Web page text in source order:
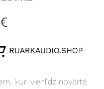
kuri vienlīdz novērtē